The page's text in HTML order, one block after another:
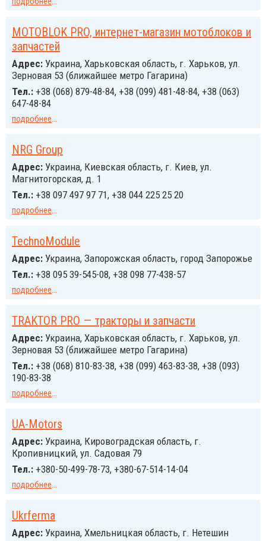
MOTOBLOK PRO, интернет-магазин мотоблоков и
запчастей
Адрес: Украина, Харьковская область, г. Харьков, ул.
Зерновая 53 (ближайшее метро Гагарина)
Тел.: +38 (068) 879-48-84, +38 (099) 481-48-84, +38 (063)
647-48-84
подробнее...
NRG Group
Адрес: Украина, Киевская область, г. Киев, ул.
Магнитогорская, д. 1
Тел.: +38 097 497 97 71, +38 044 225 25 20
подробнее...
TechnoModule
Адрес: Украина, Запорожская область, город Запорожье
Тел.: +38 095 39-545-08, +38 098 77-438-57
подробнее...
TRAKTOR PRO — тракторы и запчасти
Адрес: Украина, Харьковская область, г. Харьков, ул.
Зерновая 53 (ближайшее метро Гагарина)
Тел.: +38 (068) 810-83-38, +38 (099) 463-83-38, +38 (093)
190-83-38
подробнее...
UA-Motors
Адрес: Украина, Кировоградская область, г.
Кропивницкий, ул. Садовая 79
Тел.: +380-50-499-78-73, +380-67-514-14-04
подробнее...
Ukrferma
Адрес: Украина, Хмельницкая область, г. Нетешин